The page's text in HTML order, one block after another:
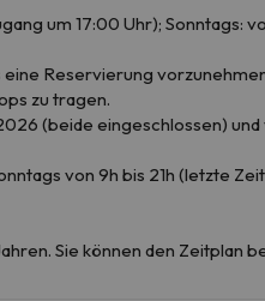
um 17:00 Uhr); Sonntags:
Reservierung
zu tragen.
(beide eingeschlossen)
von 9h bis 21h (letzte
Sie können den Zeitplan